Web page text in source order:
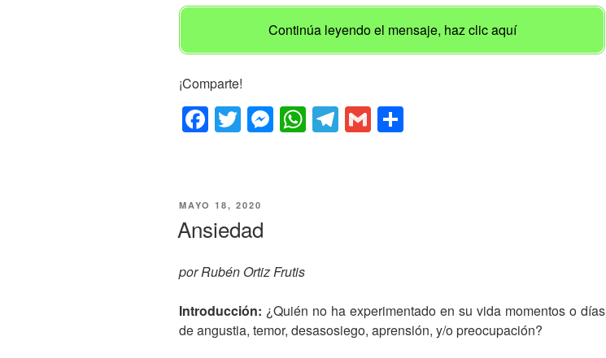
Continúa leyendo el mensaje, haz clic aquí
¡Comparte!
F
e
b
o
o
k
T
er
M
er
W T G
PUBLICADO
MAYO 18, 2020
Ansiedad
por Rubén Ortiz Frutis
Introducción: ¿Quién no ha experimentado en su vida momentos o días
de angustia, temor, desasosiego, aprensión, y/o preocupación?